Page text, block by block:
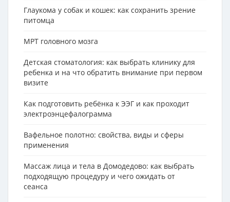
Глаукома у собак и кошек: как сохранить зрение
питомца
МРТ головного мозга
Детская стоматология: как выбрать клинику для
ребенка и на что обратить внимание при первом
визите
Как подготовить ребёнка к ЭЭГ и как проходит
электроэнцефалограмма
Вафельное полотно: свойства, виды и сферы
применения
Массаж лица и тела в Домодедово: как выбрать
подходящую процедуру и чего ожидать от
сеанса